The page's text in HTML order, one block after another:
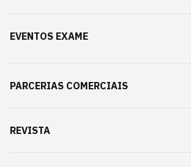
EVENTOS EXAME
PARCERIAS COMERCIAIS
REVISTA